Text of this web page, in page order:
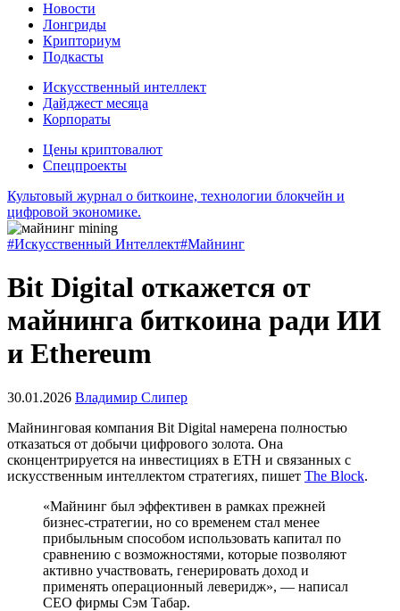
Новости
Лонгриды
Крипториум
Подкасты
Искусственный интеллект
Дайджест месяца
Корпораты
Цены криптовалют
Спецпроекты
Культовый журнал о биткоине, технологии блокчейн и
цифровой экономике.
#Искусственный Интеллект#Майнинг
Bit Digital откажется от
майнинга биткоина ради ИИ
и Ethereum
30.01.2026 Владимир Слипер
Майнинговая компания Bit Digital намерена полностью
отказаться от добычи цифрового золота. Она
сконцентрируется на инвестициях в ETH и связанных с
искусственным интеллектом стратегиях, пишет The Block.
«Майнинг был эффективен в рамках прежней
бизнес-стратегии, но со временем стал менее
прибыльным способом использовать капитал по
сравнению с возможностями, которые позволяют
активно участвовать, генерировать доход и
применять операционный леверидж», — написал
CEO фирмы Сэм Табар.